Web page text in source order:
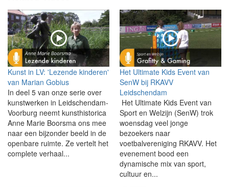
Kunst in LV: 'Lezende kinderen'
van Marian Gobius
In deel 5 van onze serie over
kunstwerken in Leidschendam-
Voorburg neemt kunsthistorica
Anne Marie Boorsma ons mee
naar een bijzonder beeld in de
openbare ruimte. Ze vertelt het
complete verhaal...
Het Ultimate Kids Event van
SenW bij RKAVV
Leidschendam
Het Ultimate Kids Event van
Sport en Welzijn (SenW) trok
woensdag veel jonge
bezoekers naar
voetbalvereniging RKAVV. Het
evenement bood een
dynamische mix van sport,
cultuur en...